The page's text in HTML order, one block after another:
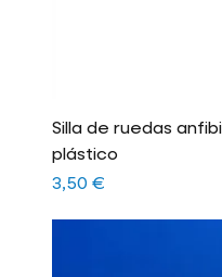
Silla de ruedas
plástico
Precio
3,50 €